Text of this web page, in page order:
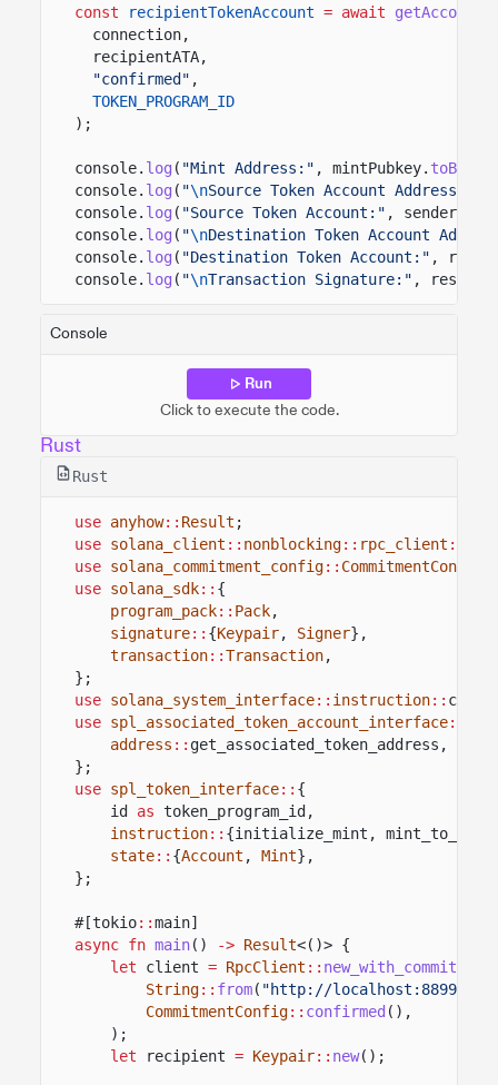
const
recipientTokenAccount = await getAccount
connection,
recipientATA,
"confirmed" ,
TOKEN_PROGRAM_ID
);
console. log ( "Mint Address:" , mintPubkey.
console. log ( "\nSource Token Account Address:"
console. log ( "Source Token Account:" ,
console. log ( "\nDestination Token Account
console. log ( "Destination Token Account:" ,
console. log ( "\nTransaction Signature:" ,
Console
Run
Click to execute the code.
Rust
Rust
use anyhow:: Result ;
use solana_client :: nonblocking:: rpc_client ::
use solana_commitment_config:: CommitmentConfig
use solana_sdk:: {
program_pack:: Pack,
signature:: {Keypair, Signer},
transaction::Transaction,
};
use solana_system_interface:: instruction::
use spl_associated_token_account_interface::
address :: get_associated_token_address,
};
use spl_token_interface:: {
id
as token_program_id,
instruction:: {initialize_mint,
state:: {Account , Mint},
};
#[tokio::main]
async fn main() -> Result<()> {
let
client = RpcClient :: new_with_commitment
String:: from( "http://localhost:8899"
CommitmentConfig:: confirmed (),
);
let
recipient = Keypair:: new();